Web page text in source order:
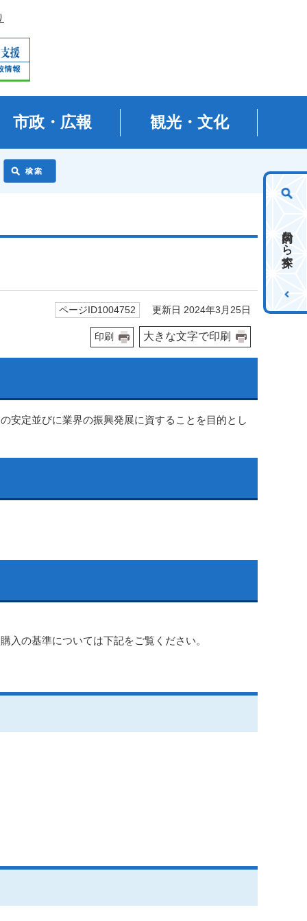
市政・広報 観光・文化
目的から探す
ページID1004752 更新日 2024年3月25日
印刷 大きな文字で印刷
安定並びに業界の振興発展に資することを目的とし
入の基準については下記をご覧ください。